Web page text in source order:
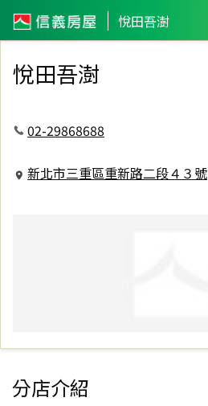
悅田吾澍
悅田吾澍
02-29868688
新北市三重區重新路二段４３號
分店介紹